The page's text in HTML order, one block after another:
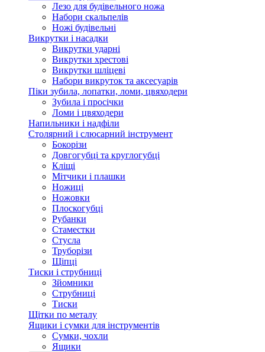
Лезо для будівельного ножа
Набори скальпелів
Ножі будівельні
Викрутки і насадки
Викрутки ударні
Викрутки хрестові
Викрутки шліцеві
Набори викруток та аксесуарів
Піки зубила, лопатки, ломи, цвяходери
Зубила і просічки
Ломи і цвяходери
Напильники і надфіли
Столярний і слюсарний інструмент
Бокорізи
Довгогубці та круглогубці
Кліщі
Мітчики і плашки
Ножиці
Ножовки
Плоскогубці
Рубанки
Стаместки
Стусла
Труборізи
Щіпці
Тиски і струбниці
Зйомники
Струбниці
Тиски
Щітки по металу
Ящики і сумки для інструментів
Сумки, чохли
Ящики